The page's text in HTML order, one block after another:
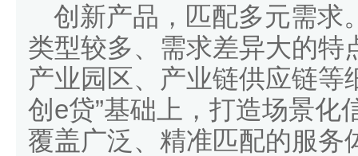
创新产品，匹配多元需求
类型较多、需求差异大的特
产业园区、产业链供应链等
创e贷”基础上，打造场景化
覆盖广泛、精准匹配的服务